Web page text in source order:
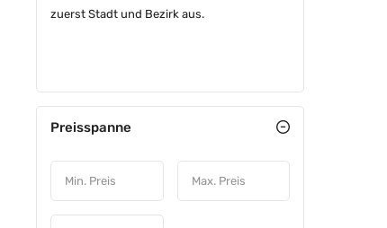
zuerst Stadt und Bezirk aus.
Preisspanne